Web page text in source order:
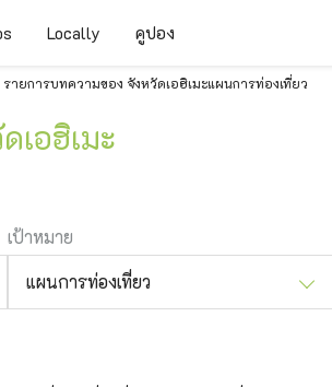
Locally คูปอง
รายการบทความของ จังหวัดเอฮิเมะแผนการท่องเที่ยว
เอฮิเมะ
เป้าหมาย
แผนการท่องเที่ยว